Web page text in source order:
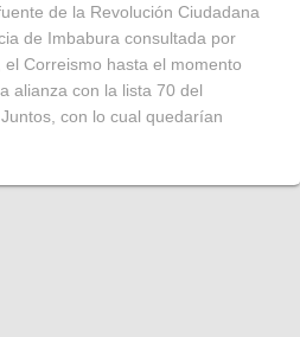
de la Revolución Ciudadana
de Imbabura consultada por
el Correismo hasta el momento
alianza con la lista 70 del
con lo cual quedarían